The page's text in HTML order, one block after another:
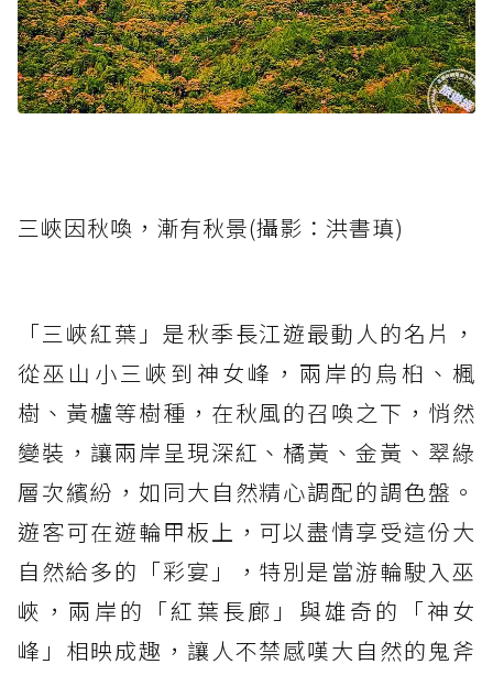
三峽因秋喚，漸有秋景(攝影：洪書瑱)
「三峽紅葉」是秋季長江遊最動人的名片，
從巫山小三峽到神女峰，兩岸的烏桕、楓
樹、黃櫨等樹種，在秋風的召喚之下，悄然
變裝，讓兩岸呈現深紅、橘黃、金黃、翠綠
層次繽紛，如同大自然精心調配的調色盤。
遊客可在遊輪甲板上，可以盡情享受這份大
自然給多的「彩宴」，特別是當游輪駛入巫
峽，兩岸的「紅葉長廊」與雄奇的「神女
峰」相映成趣，讓人不禁感嘆大自然的鬼斧